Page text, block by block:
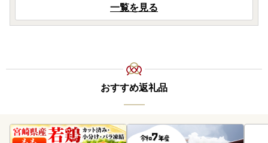
一覧を見る
おすすめ返礼品